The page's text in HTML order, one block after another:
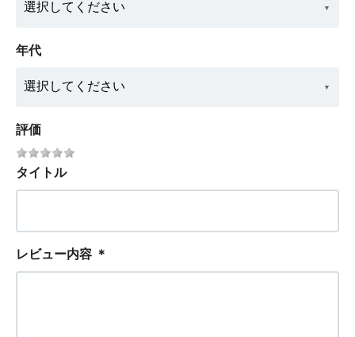
年代
評価
タイトル
レビュー内容 ＊